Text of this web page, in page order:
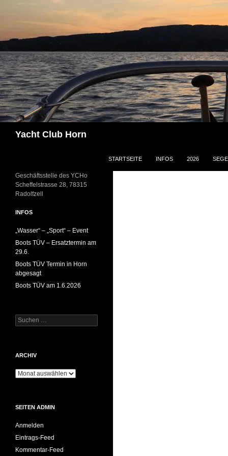
Yacht Club Horn
STARTSEITE INFOS 2026
Geschäftsstelle des YCHo
Scheffelstrasse 28, 78315
Radolfzell
INFOS
„Wasser“ – „Sport“ – Event
Boots TÜV – Ersatztermin am
29.6.
Boots TÜV Termin in Horn
abgesagt
Boots TÜV am 1.6.2026
Suchen
nach:
ARCHIV
Archiv
SEITEN ADMIN
Anmelden
Eintrags-Feed
Kommentar-Feed